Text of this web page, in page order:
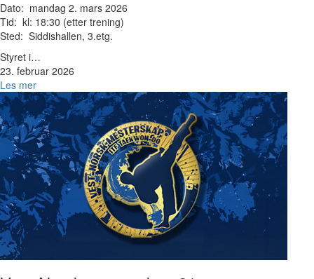
Dato: mandag 2. mars 2026
Tid: kl: 18:30 (etter trening)
Sted: Siddishallen, 3.etg.
Styret i…
23. februar 2026
Les mer
Bilde